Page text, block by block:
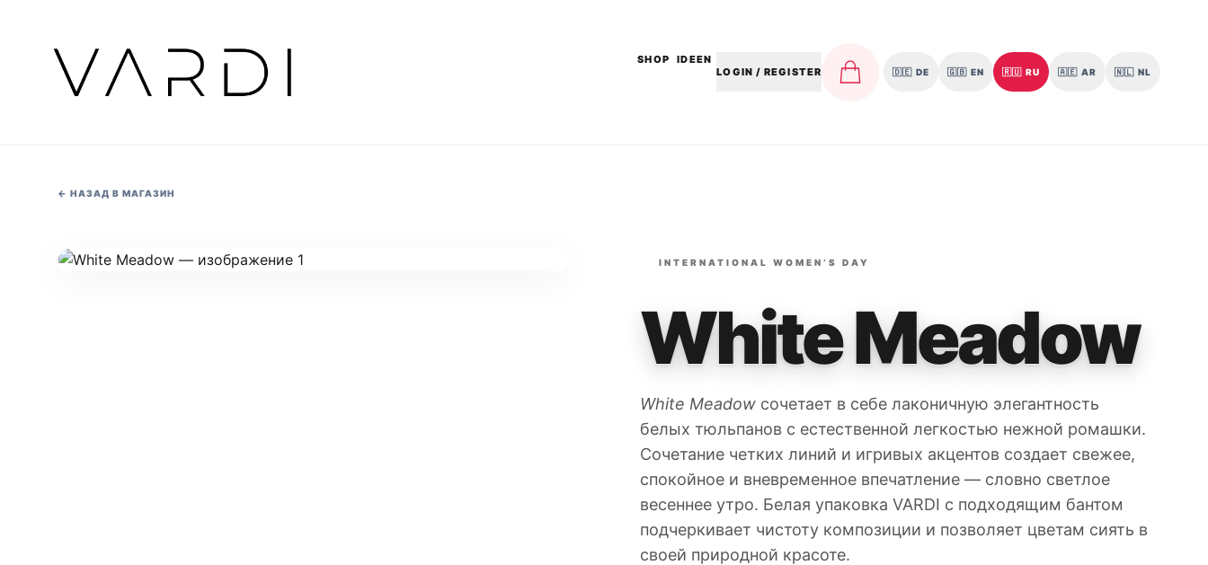
SHOP
IDEEN
LOGIN / REGISTER
🇩🇪 DE 🇬🇧 EN 🇷🇺 RU 🇦🇪 AR 🇳🇱 NL
← НАЗАД В МАГАЗИН
INTERNATIONAL WOMEN’S DAY
White Meadow
White Meadow сочетает в себе лаконичную элегантность
белых тюльпанов с естественной легкостью нежной ромашки.
Сочетание четких линий и игривых акцентов создает свежее,
спокойное и вневременное впечатление — словно светлое
весеннее утро. Белая упаковка VARDI с подходящим бантом
подчеркивает чистоту композиции и позволяет цветам сиять в
своей природной красоте.